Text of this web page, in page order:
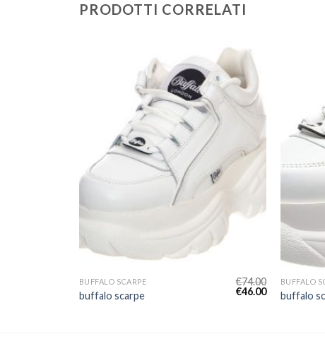
PRODOTTI CORRELATI
BUFFALO SCARPE
buffalo scarpe
€74.00
€46.00
BUFFALO
buffalo